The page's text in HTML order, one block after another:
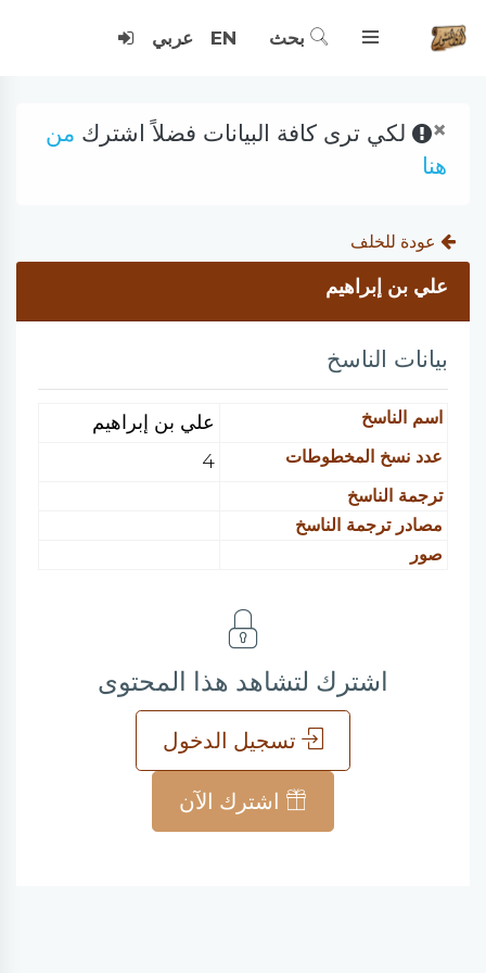
بحث EN عربي
× لكي ترى كافة البيانات فضلاً اشترك من
هنا
عودة للخلف
علي بن إبراهيم
بيانات الناسخ
اسم الناسخ علي بن إبراهيم
عدد نسخ المخطوطات 4
ترجمة الناسخ
مصادر ترجمة الناسخ
صور
اشترك لتشاهد هذا المحتوى
تسجيل الدخول
اشترك الآن